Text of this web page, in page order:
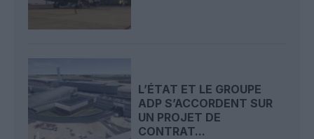
L’ÉTAT ET LE GROUPE
ADP S’ACCORDENT SUR
UN PROJET DE
CONTRAT...